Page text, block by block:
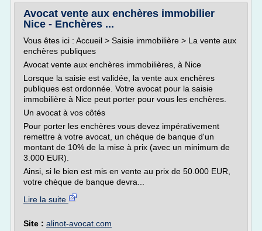
Avocat vente aux enchères immobilier
Nice - Enchères ...
Vous êtes ici : Accueil > Saisie immobilière > La vente aux
enchères publiques
Avocat vente aux enchères immobilières, à Nice
Lorsque la saisie est validée, la vente aux enchères
publiques est ordonnée. Votre avocat pour la saisie
immobilière à Nice peut porter pour vous les enchères.
Un avocat à vos côtés
Pour porter les enchères vous devez impérativement
remettre à votre avocat, un chèque de banque d'un
montant de 10% de la mise à prix (avec un minimum de
3.000 EUR).
Ainsi, si le bien est mis en vente au prix de 50.000 EUR,
votre chèque de banque devra...
Lire la suite
Site : alinot-avocat.com